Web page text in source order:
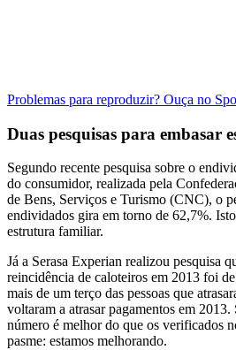
Problemas para reproduzir? Ouça no
Duas pesquisas para embasar
Segundo recente pesquisa sobre o
do consumidor, realizada pela
de Bens, Serviços e Turismo (CNC), o
endividados gira em torno de 62,7%.
estrutura familiar.
Já a Serasa Experian realizou pesquisa
reincidência de caloteiros em 2013 foi
mais de um terço das pessoas que
voltaram a atrasar pagamentos em 2013.
número é melhor do que os verificados
pasme: estamos melhorando.